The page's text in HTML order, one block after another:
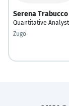
Serena Trabucco
Quantitative Analyst
Zugo